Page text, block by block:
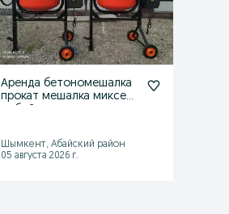
Аренда бетономешалка
прокат мешалка миксер
Шымкент, Абайский район
05 августа 2026 г.